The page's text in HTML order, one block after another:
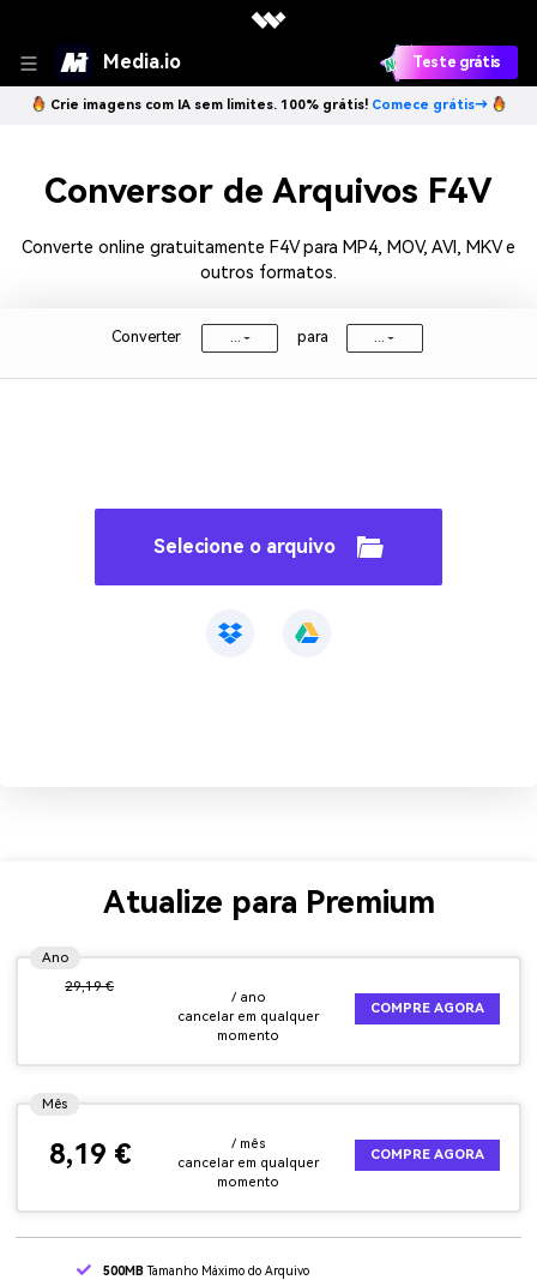
Media.io Teste grátis
Crie imagens com IA sem limites. 100% grátis! Comece grátis→
Conversor de Arquivos F4V
Converte online gratuitamente F4V para MP4, MOV, AVI, MKV e
outros formatos.
Converter para
Selecione o arquivo
Atualize para Premium
Ano
29,19 €
/ ano
cancelar em qualquer
momento
COMPRE AGORA
Mês
8,19 €
/ mês
cancelar em qualquer
momento
COMPRE AGORA
500MBTamanho Máximo do Arquivo